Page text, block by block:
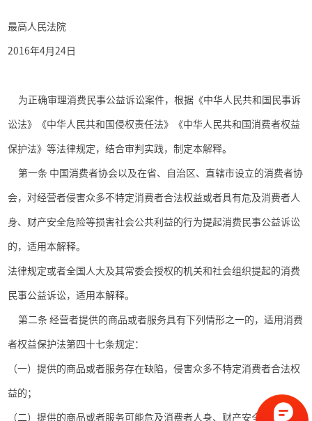
最高人民法院
2016年4月 24日
为正确审理消费民事公益诉讼案件，根据《中华人民共和国民事诉
讼法》《中华人民共和国侵权责任法》《中华人民共和国消费者权益
保护法》等法律规定，结合审判实践，制定本解释。
第一条 中国消费者协会以及在省、自治区、直辖市设立的消费者协
会，对经营者侵害众多不特定消费者合法权益或者具有危及消费者人
身、财产安全危险等损害社会公共利益的行为提起消费民事公益诉讼
的，适用本解释。
法律规定或者全国人大及其常委会授权的机关和社会组织提起的消费
民事公益诉讼，适用本解释。
第二条 经营者提供的商品或者服务具有下列情形之一的，适用消费
者权益保护法第四十七条规定：
（一）提供的商品或者服务存在缺陷，侵害众多不特定消费者合法权
益的；
（二）提供的商品或者服务可能危及消费者人身、财产安全，未作出